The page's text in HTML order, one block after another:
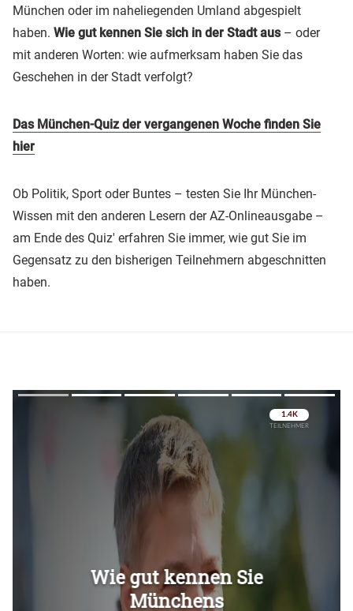
München oder im naheliegenden Umland abgespielt
haben. Wie gut kennen Sie sich in der Stadt aus– oder
mit anderen Worten: wie aufmerksam haben Sie das
Geschehen in der Stadt verfolgt?
Das München-Quiz der vergangenen Woche finden Sie
hier
Ob Politik, Sport oder Buntes – testen Sie Ihr München-
Wissen mit den anderen Lesern der AZ-Onlineausgabe –
am Ende des Quiz' erfahren Sie immer, wie gut Sie im
Gegensatz zu den bisherigen Teilnehmern abgeschnitten
haben.